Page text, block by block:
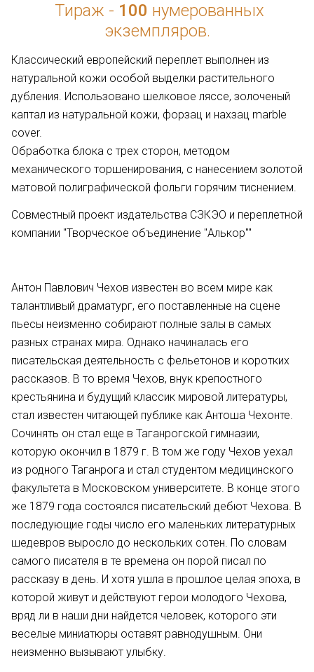
Тираж - 100 нумерованных
экземпляров.
Классический европейский переплет выполнен из
натуральной кожи особой выделки растительного
дубления. Использовано шелковое ляссе, золоченый
каптал из натуральной кожи, форзац и нахзац marble
cover.
Обработка блока с трех сторон, методом
механического торшенирования, с нанесением золотой
матовой полиграфической фольги горячим тиснением.
Совместный проект издательства СЗКЭО и переплетной
компании "Творческое объединение "Алькор""
Антон Павлович Чехов известен во всем мире как
талантливый драматург, его поставленные на сцене
пьесы неизменно собирают полные залы в самых
разных странах мира. Однако начиналась его
писательская деятельность с фельетонов и коротких
рассказов. В то время Чехов, внук крепостного
крестьянина и будущий классик мировой литературы,
стал известен читающей публике как Антоша Чехонте.
Сочинять он стал еще в Таганрогской гимназии,
которую окончил в 1879 г. В том же году Чехов уехал
из родного Таганрога и стал студентом медицинского
факультета в Московском университете. В конце этого
же 1879 года состоялся писательский дебют Чехова. В
последующие годы число его маленьких литературных
шедевров выросло до нескольких сотен. По словам
самого писателя в те времена он порой писал по
рассказу в день. И хотя ушла в прошлое целая эпоха, в
которой живут и действуют герои молодого Чехова,
вряд ли в наши дни найдется человек, которого эти
веселые миниатюры оставят равнодушным. Они
неизменно вызывают улыбку.